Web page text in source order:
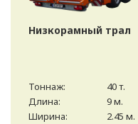
Низкорамный трал
Тоннаж:
40 т.
Длина:
9 м.
Ширина:
2.45 м.